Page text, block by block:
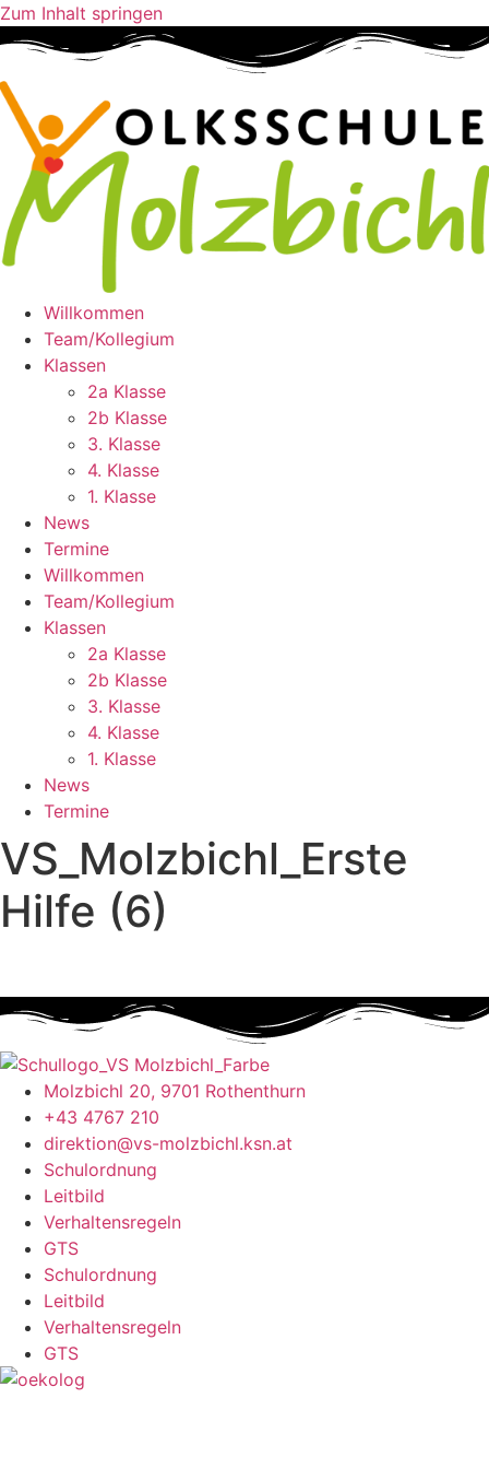
Zum Inhalt springen
Willkommen
Team/Kollegium
Klassen
2a Klasse
2b Klasse
3. Klasse
4. Klasse
1. Klasse
News
Termine
Willkommen
Team/Kollegium
Klassen
2a Klasse
2b Klasse
3. Klasse
4. Klasse
1. Klasse
News
Termine
VS_Molzbichl_Erste
Hilfe (6)
Molzbichl 20, 9701 Rothenthurn
+43 4767 210
direktion@vs-molzbichl.ksn.at
Schulordnung
Leitbild
Verhaltensregeln
GTS
Schulordnung
Leitbild
Verhaltensregeln
GTS